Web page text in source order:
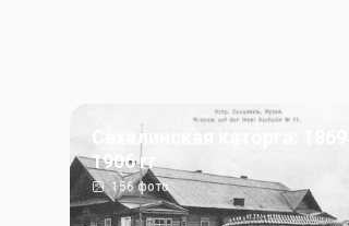
Сахалинская каторга: 1869 -
1906 гг
156фото